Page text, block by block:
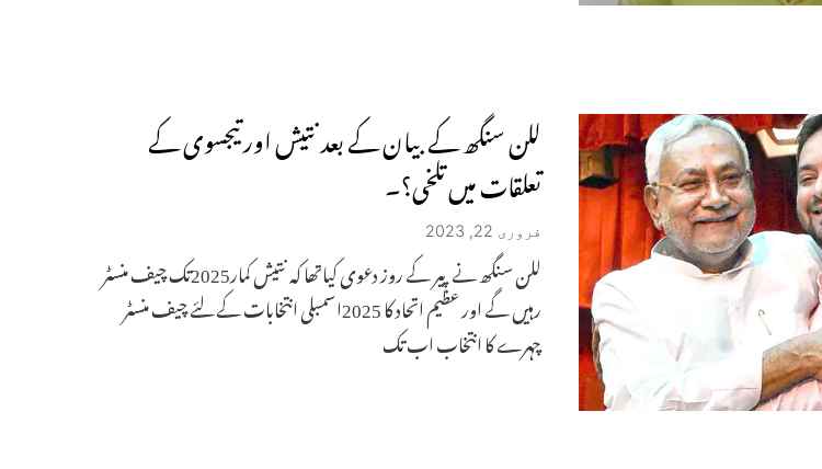
للن سنگھ کے بیان کے بعد نتیش اور تیجسوی کے
تعلقات میں تلخی؟۔
فروری 22, 2023
للن سنگھ نے پیر کے روز دعوی کیاتھا کہ نتیش کمار2025تک چیف منسٹر
رہیں گے اور عظیم اتحاد کا 2025اسمبلی انتخابات کے لئے چیف منسٹر
چہرے کا انتخاب اب تک